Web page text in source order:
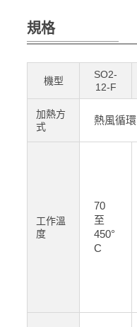
規格
機型
SO2-
12-F
加熱方
式
熱風循環
工作溫
度
70
至
450°
C